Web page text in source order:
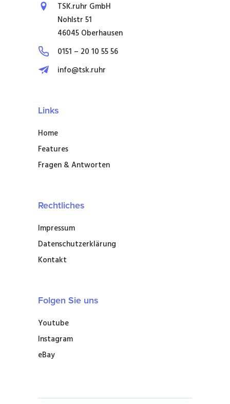
TSK.ruhr GmbH
Nohlstr 51
46045 Oberhausen
0151 – 20 10 55 56
info@tsk.ruhr
Links
Home
Features
Fragen & Antworten
Rechtliches
Impressum
Datenschutzerklärung
Kontakt
Folgen Sie uns
Youtube
Instagram
eBay